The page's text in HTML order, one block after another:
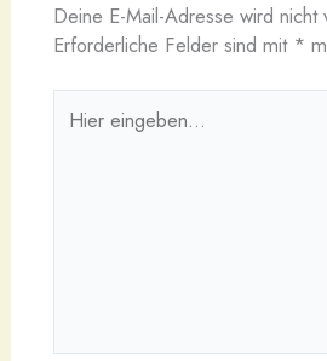
Deine E-Mail-Adresse wird nicht
Erforderliche Felder sind mit *
eingeben…